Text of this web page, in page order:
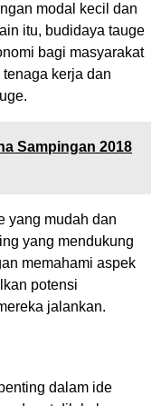
modal kecil dan
itu, budidaya tauge
bagi masyarakat
kerja dan
Sampingan 2018
yang mudah dan
yang mendukung
memahami aspek
potensi
jalankan.
dalam ide